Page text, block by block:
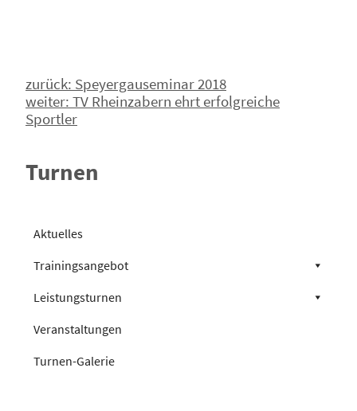
Beitragsnavigation
zurück: Speyergauseminar 2018
weiter: TV Rheinzabern ehrt erfolgreiche
Sportler
Turnen
Aktuelles
Trainingsangebot
Leistungsturnen
Veranstaltungen
Turnen-Galerie